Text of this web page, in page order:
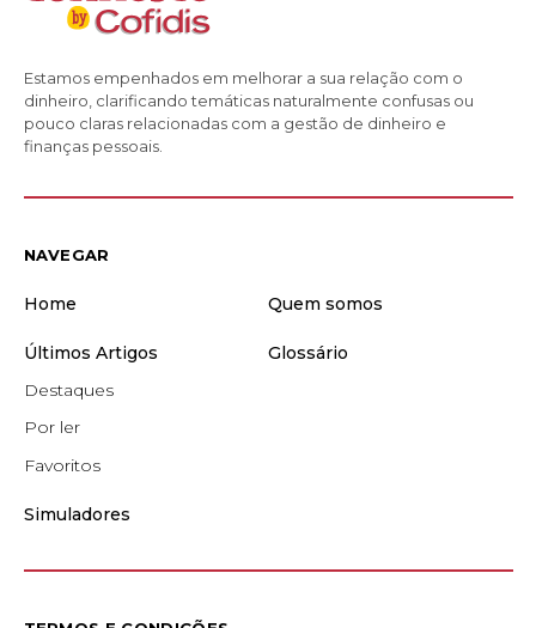
Estamos empenhados em melhorar a sua relação com o
dinheiro, clarificando temáticas naturalmente confusas ou
pouco claras relacionadas com a gestão de dinheiro e
finanças pessoais.
NAVEGAR
Home Quem somos
Últimos Artigos
Destaques
Por ler
Favoritos
Glossário
Simuladores